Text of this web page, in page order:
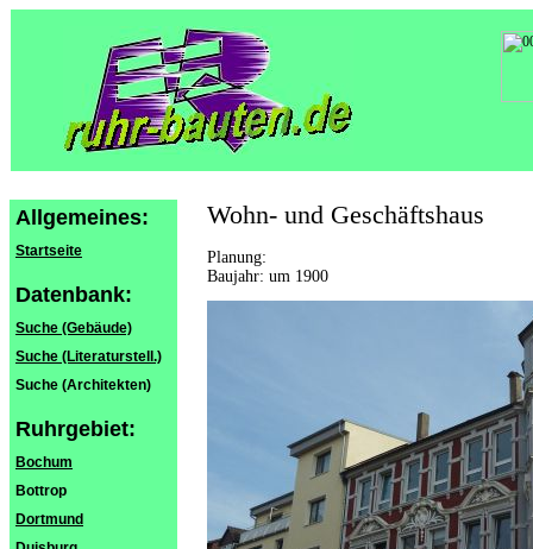
Allgemeines:
Startseite
Datenbank:
Suche (Gebäude)
Suche (Literaturstell.)
Suche (Architekten)
Ruhrgebiet:
Bochum
Bottrop
Dortmund
Wohn- und Geschäftshaus
Planung:
Baujahr: um 1900